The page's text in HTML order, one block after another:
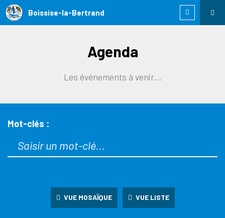
Boissise-la-Bertrand
Agenda
Les événements à venir...
Mot-clés :
VUE MOSAÏQUE VUE LISTE